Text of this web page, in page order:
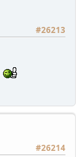
#26213
#26214